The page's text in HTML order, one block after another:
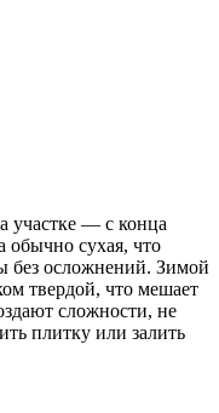
участке — с конца
обычно сухая, что
без осложнений. Зимой
твердой, что мешает
сложности, не
плитку или залить